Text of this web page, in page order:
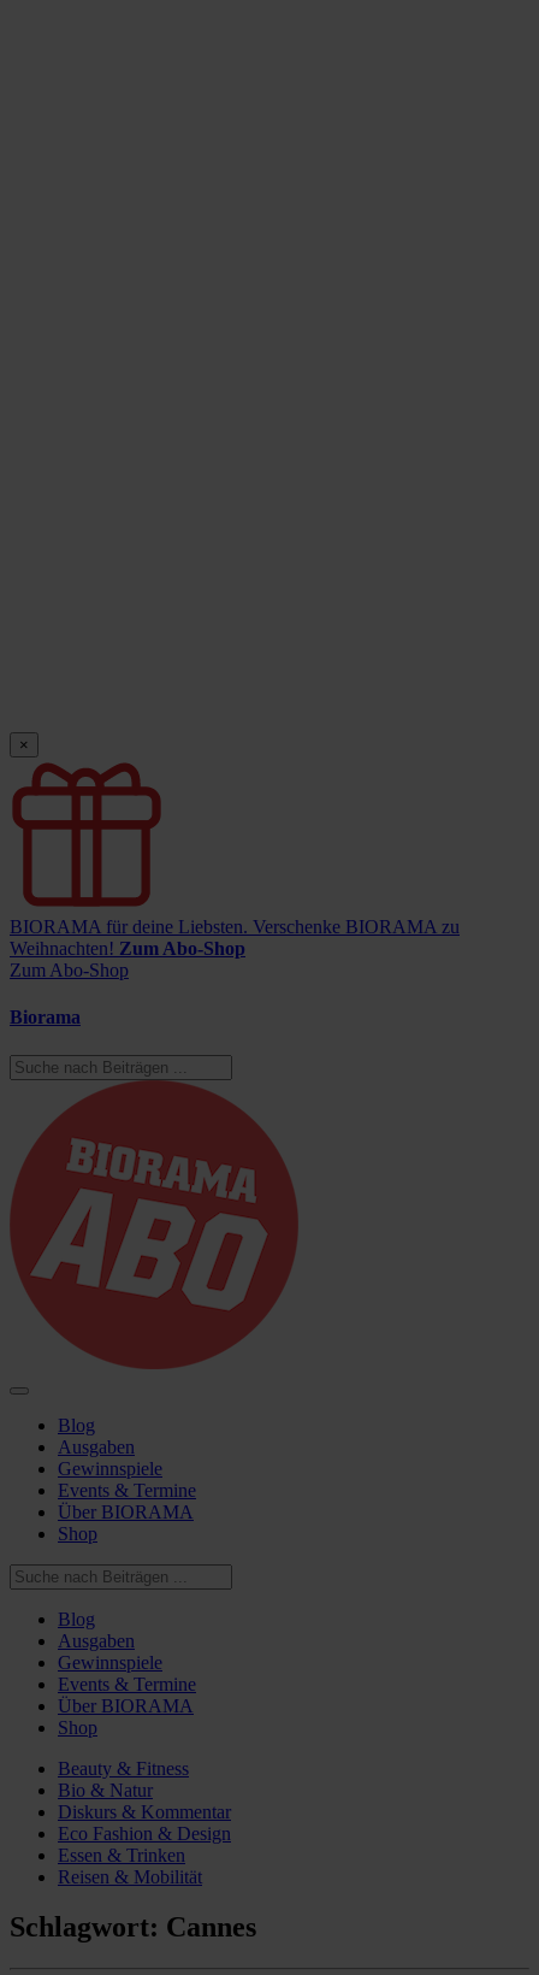
×
BIORAMA für deine Liebsten. Verschenke BIORAMA zu
Weihnachten! Zum Abo-Shop
Zum Abo-Shop
Biorama
Blog
Ausgaben
Gewinnspiele
Events & Termine
Über BIORAMA
Shop
Blog
Ausgaben
Gewinnspiele
Events & Termine
Über BIORAMA
Shop
Beauty & Fitness
Bio & Natur
Diskurs & Kommentar
Eco Fashion & Design
Essen & Trinken
Reisen & Mobilität
Schlagwort: Cannes